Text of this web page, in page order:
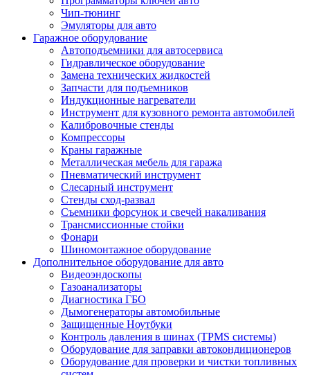
Чип-тюнинг
Эмуляторы для авто
Гаражное оборудование
Автоподъемники для автосервиса
Гидравлическое оборудование
Замена технических жидкостей
Запчасти для подъемников
Индукционные нагреватели
Инструмент для кузовного ремонта автомобилей
Калибровочные стенды
Компрессоры
Краны гаражные
Металлическая мебель для гаража
Пневматический инструмент
Слесарный инструмент
Стенды сход-развал
Съемники форсунок и свечей накаливания
Трансмиссионные стойки
Фонари
Шиномонтажное оборудование
Дополнительное оборудование для авто
Видеоэндоскопы
Газоанализаторы
Диагностика ГБО
Дымогенераторы автомобильные
Защищенные Ноутбуки
Контроль давления в шинах (TPMS системы)
Оборудование для заправки автокондиционеров
Оборудование для проверки и чистки топливных